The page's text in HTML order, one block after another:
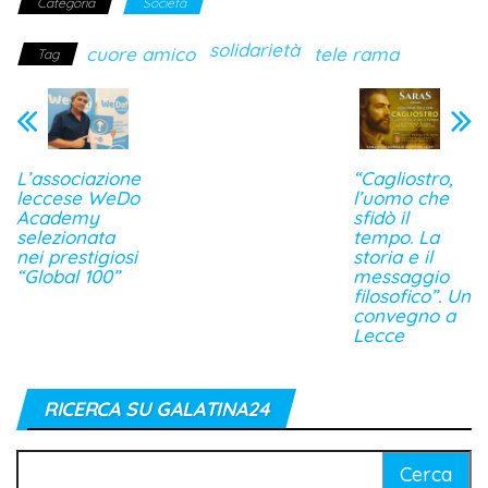
Tag cuore amico solidarietà tele rama
L’associazione
leccese WeDo
Academy
selezionata
nei prestigiosi
“Global 100”
“Cagliostro,
l’uomo che
sfidò il
tempo. La
storia e il
messaggio
filosofico”. Un
convegno a
Lecce
RICERCA SU GALATINA24